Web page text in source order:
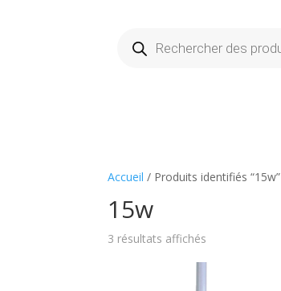
produits
Accueil / Produits identifiés “15w”
15w
3 résultats affichés